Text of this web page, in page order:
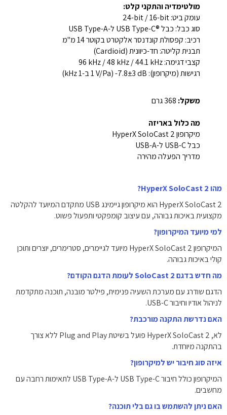
מולטימדיה והתקני קלט:
עומק ביט: ‎24-bit / 16-bit‎
סוג כבל: כבל ‎USB Type-C®‎ ל-‎USB Type-A‎
רכיב: קפסולת קונדנסר אלקטרט בקוטר ‎14 מ"מ‎
תבנית קליטה: חד-כיוונית (Cardioid)
קצבי דגימה: ‎96 kHz / 48 kHz / 44.1 kHz‎
רגישות (מיקרופון): ‎-7.8±3 dB (1 V/Pa ב-1 kHz)‎
משקל:
מה כלול באריזה
מיקרופון HyperX SoloCast 2
כבל ‎USB-C‎ ל-‎USB-A‎
מדריך הפעלה מהירה
מהו HyperX SoloCast 2?
HyperX SoloCast 2 הוא מיקרופון גיימינג USB מתקדם המיועד להקלטה
מקצועית באיכות גבוהה, עם עיצוב קומפקטי ותפעול פשוט.
למי מיועד המיקרופון?
המיקרופון HyperX SoloCast 2 מיועד לגיימרים, סטרימרים, יוצרים ותוכן
קולי באיכות גבוהה.
מה חדש בדגם SoloCast 2 לעומת הדגם הקודם?
הדגם שודרג עם מערכת השעיה פנימית, פילטר מובנה, תוכנה מתקדמת
לניהול אודיו וחיבור USB-C.
האם נדרשת התקנה מורכבת?
לא, HyperX SoloCast 2 פועל בשיטת Plug and Play ללא צורך
בהתקנה מיוחדת.
איזה סוג חיבור יש למיקרופון?
המיקרופון כולל חיבור ‎USB Type-C‎ ל-‎USB Type-A‎ לתאימות רחבה עם
מחשבים.
האם ניתן להשתמש בו גם בלי תוכנה?